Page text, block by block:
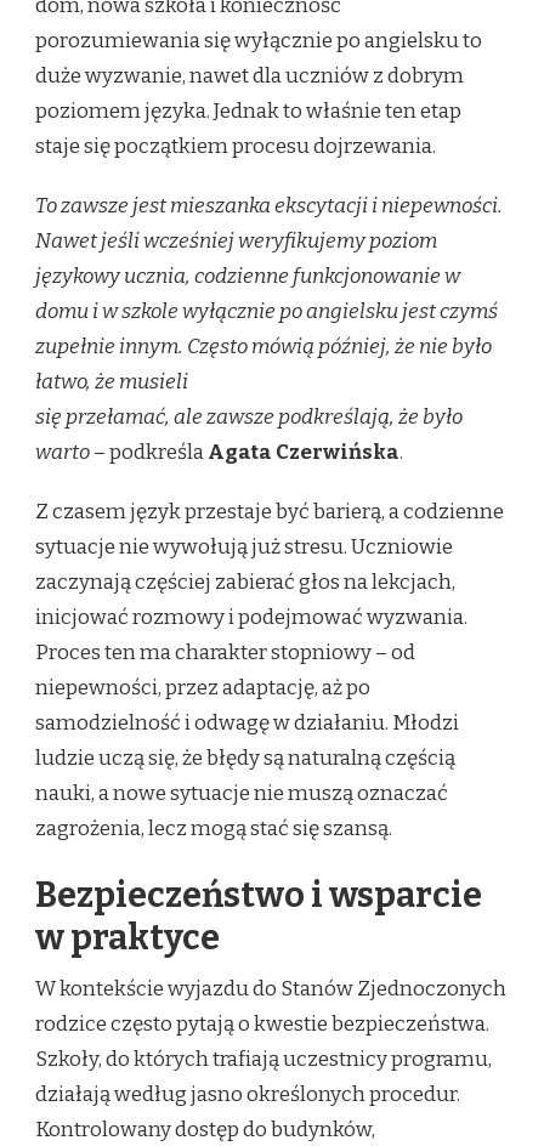
porozumiewania się wyłącznie po angielsku to
duże wyzwanie, nawet dla uczniów z dobrym
poziomem języka. Jednak to właśnie ten etap
staje się początkiem procesu dojrzewania.
To zawsze jest mieszanka ekscytacji i niepewności.
Nawet jeśli wcześniej weryfikujemy poziom
językowy ucznia, codzienne funkcjonowanie w
domu i w szkole wyłącznie po angielsku jest czymś
zupełnie innym. Często mówią później, że nie było
łatwo, że musieli
się przełamać, ale zawsze podkreślają, że było
warto– podkreślaAgata Czerwińska.
Z czasem język przestaje być barierą, a codzienne
sytuacje nie wywołują już stresu. Uczniowie
zaczynają częściej zabierać głos na lekcjach,
inicjować rozmowy i podejmować wyzwania.
Proces ten ma charakter stopniowy – od
niepewności, przez adaptację, aż po
samodzielność i odwagę w działaniu. Młodzi
ludzie uczą się, że błędy są naturalną częścią
nauki, a nowe sytuacje nie muszą oznaczać
zagrożenia, lecz mogą stać się szansą.
Bezpieczeństwo i wsparcie
w praktyce
W kontekście wyjazdu do Stanów Zjednoczonych
rodzice często pytają o kwestie bezpieczeństwa.
Szkoły, do których trafiają uczestnicy programu,
działają według jasno określonych procedur.
Kontrolowany dostęp do budynków,